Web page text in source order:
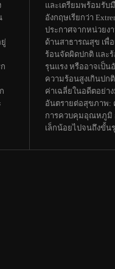
และเตรียมพร้อมรับ
อังกฤษเรียกว่า
ประกาศจากหน่วยง
ด้านสาธารณสุข เพื่
ร้อนจัดผิดปกติ และ
รุนแรง หรืออาจเป็น
ความร้อนสูงเกินป
ค่าเฉลี่ยในอดีตอย่า
อันตรายต่อสุขภาพ:
การควบคุมอุณหภูมิ
เล็กน้อยไปจนถึงขั้น